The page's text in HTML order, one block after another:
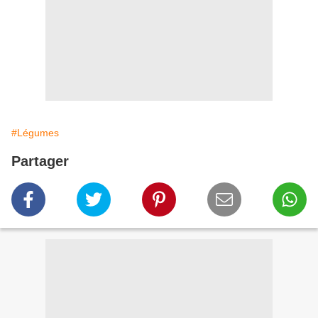
#Légumes
Partager